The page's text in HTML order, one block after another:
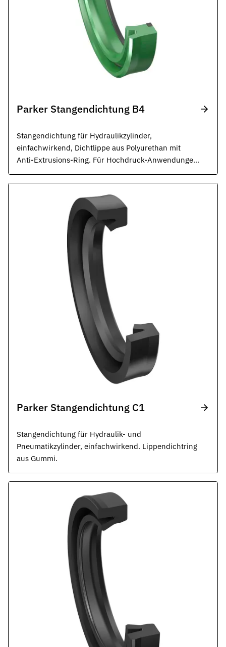
Parker Stangendichtung B4
Stangendichtung für Hydraulikzylinder,
einfachwirkend, Dichtlippe aus Polyurethan mit
Anti-Extrusions-Ring. Für Hochdruck-Anwendungen
und extreme Druckspitzen. Robuste Dichtung für
rauste Betriebsbedingungen. ISO 5597, ISO 6020.
Parker Stangendichtung C1
Stangendichtung für Hydraulik- und
Pneumatikzylinder, einfachwirkend. Lippendichtring
aus Gummi.